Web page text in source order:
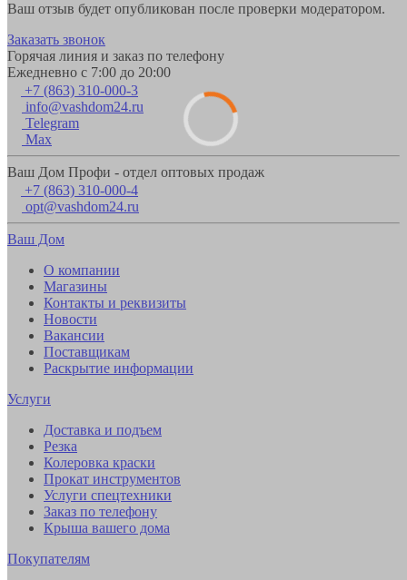
Ваш отзыв будет опубликован после проверки модератором.
Заказать звонок
Горячая линия и заказ по телефону
Ежедневно с 7:00 до 20:00
+7 (863) 310-000-3
info@vashdom24.ru
Telegram
Max
Ваш Дом Профи - отдел оптовых продаж
+7 (863) 310-000-4
opt@vashdom24.ru
Ваш Дом
О компании
Магазины
Контакты и реквизиты
Новости
Вакансии
Поставщикам
Раскрытие информации
Услуги
Доставка и подъем
Резка
Колеровка краски
Прокат инструментов
Услуги спецтехники
Заказ по телефону
Крыша вашего дома
Покупателям